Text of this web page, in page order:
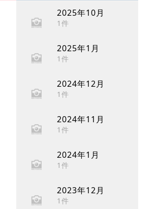
2025年10月
1件
2025年1月
1件
2024年12月
1件
2024年11月
1件
2024年1月
1件
2023年12月
1件